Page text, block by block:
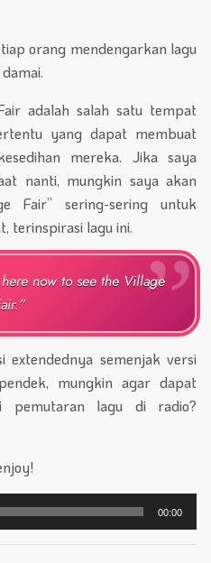
orang mendengarkan lagu
adalah salah satu tempat
yang dapat membuat
mereka. Jika saya
nanti, mungkin saya akan
Fair” sering-sering untuk
terinspirasi lagu ini.
now to see the Village
extendednya semenjak versi
mungkin agar dapat
pemutaran lagu di radio?
00:00